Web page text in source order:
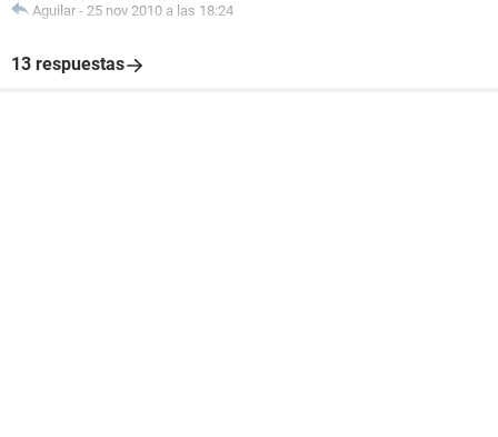
Aguilar - 25 nov 2010 a las 18:24
13 respuestas